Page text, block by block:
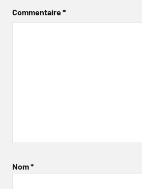
Commentaire*
Nom*